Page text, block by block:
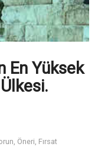
En Yüksek
Öneri, Fırsat